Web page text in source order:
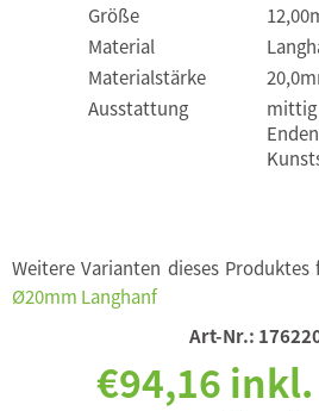
Größe
Material
Materialstärke
Ausstattung
mittig
Weitere Varianten dieses Produktes
Ø20mm Langhanf
Art-Nr.:
€94,16